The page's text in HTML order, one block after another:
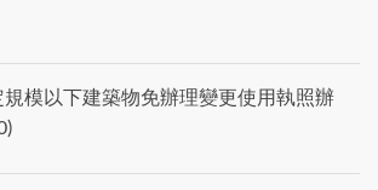
模以下建築物免辦理變更使用執照辦